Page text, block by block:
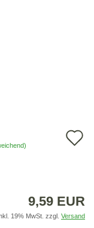
9,59 EUR
19% MwSt. zzgl. Versand